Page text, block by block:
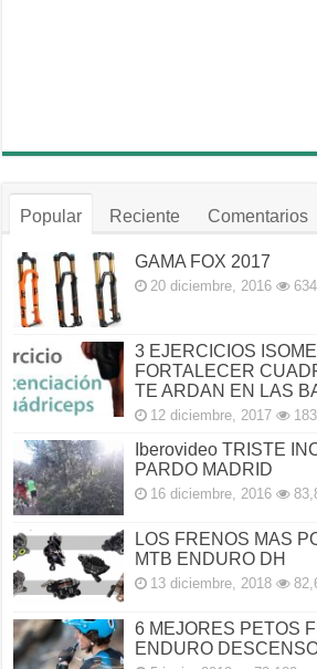
Popular Reciente Comentarios
GAMA FOX 2017
20 diciembre, 2016
3 EJERCICIOS
FORTALECER
TE ARDAN EN LAS
12 diciembre, 2017
Iberovideo TRISTE
PARDO MADRID
16 diciembre, 2016
LOS FRENOS MAS
MTB ENDURO DH
13 diciembre, 2018
6 MEJORES PETOS
ENDURO